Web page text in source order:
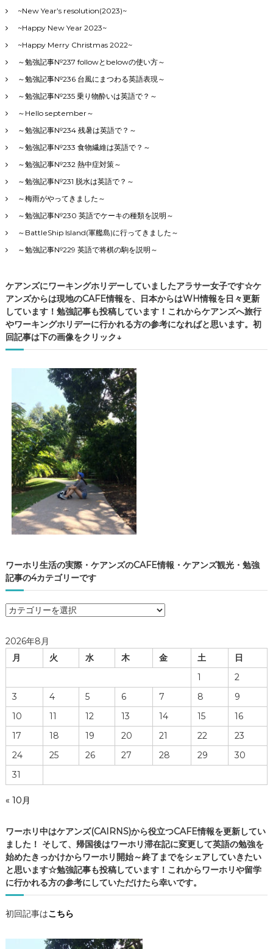
~New Year’s resolution(2023)~
~Happy New Year 2023~
~Happy Merry Christmas 2022~
～勉強記事№237 followとbelowの使い方～
～勉強記事№236 台風にまつわる英語表現～
～勉強記事№235 乗り物酔いは英語で？～
～Hello september～
～勉強記事№234 残暑は英語で？～
～勉強記事№233 食物繊維は英語で？～
～勉強記事№232 熱中症対策～
～勉強記事№231 脱水は英語で？～
～梅雨がやってきました～
～勉強記事№230 英語でケーキの種類を説明～
～BattleShip Island(軍艦島)に行ってきました～
～勉強記事№229 英語で将棋の駒を説明～
ケアンズにワーキングホリデーしていましたアラサー女子です☆ケ
アンズからは現地のCAFE情報を、日本からはWH情報を日々更新
しています！勉強記事も投稿しています！これからケアンズへ旅行
やワーキングホリデーに行かれる方の参考になればと思います。初
回記事は下の画像をクリック↓
ワーホリ生活の実際・ケアンズのCAFE情報・ケアンズ観光・勉強
記事の4カテゴリーです
ワ
リ
生
の
実
際
・
ア
ズ
の
C
F
E
情
報
・
ケ
ン
観
2026年8月
月
火 水 木 金 土
日
1
2
3
4 5 6 7 8
9
10
11 12 13 14 15
16
17
18 19 20 21 22
23
24
25 26 27 28 29
30
31
« 10月
ワーホリ中はケアンズ(CAIRNS)から役立つCAFE情報を更新してい
ました！ そして、帰国後はワーホリ滞在記に変更して英語の勉強を
始めたきっかけからワーホリ開始～終了までをシェアしていきたい
と思います☆勉強記事も投稿しています！これからワーホリや留学
に行かれる方の参考にしていただけたら幸いです。
初回記事はこちら